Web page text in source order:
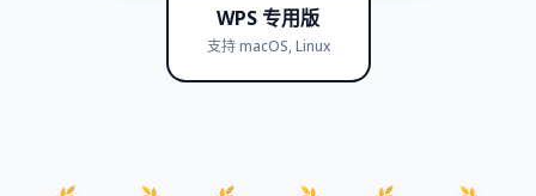
WPS 专用版
支持 macOS, Linux